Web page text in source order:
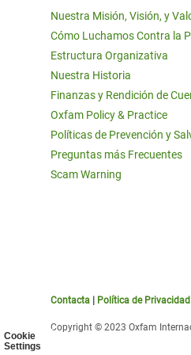
Cookie
Settings
Nuestra Misión, Visión, y
Cómo Luchamos Contra la
Estructura Organizativa
Nuestra Historia
Finanzas y Rendición de
Oxfam Policy & Practice
Políticas de Prevención y
Preguntas más Frecuentes
Scam Warning
Contacta Política de Privacidad
Copyright © 2023 Oxfam